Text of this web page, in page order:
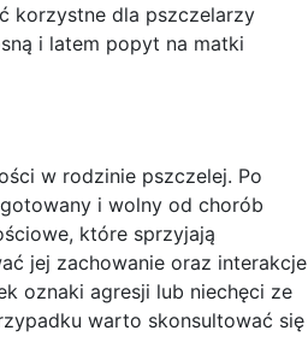
korzystne dla pszczelarzy
i latem popyt na matki
w rodzinie pszczelej. Po
i wolny od chorób
które sprzyjają
jej zachowanie oraz interakcje
oznaki agresji lub niechęci ze
warto skonsultować się